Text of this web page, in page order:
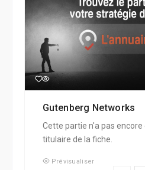
Gutenberg Networks
Cette partie n'a pas
titulaire de la fiche.
Prévisualiser